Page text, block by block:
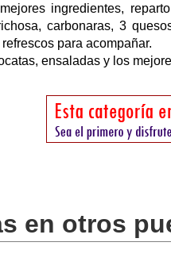
ingredientes,
carbonaras, 3
para acompañar.
ensaladas y los
en otros